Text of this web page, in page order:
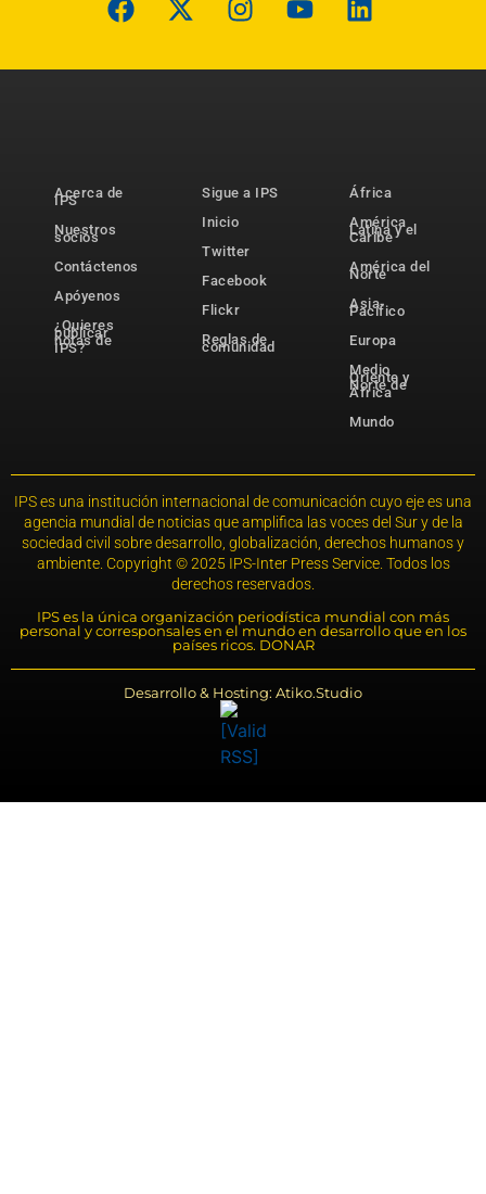
Acerca de
IPS
Nuestros
socios
Contáctenos
Apóyenos
¿Quieres
publicar
notas de
IPS?
Sigue a IPS
Inicio
Twitter
Facebook
Flickr
Reglas de
comunidad
África
América
Latina y el
Caribe
América del
Norte
Asia-
Pacífico
Europa
Medio
Oriente y
Norte de
África
Mundo
IPS es una institución internacional de comunicación cuyo eje es una
agencia mundial de noticias que amplifica las voces del Sur y de la
sociedad civil sobre desarrollo, globalización, derechos humanos y
ambiente. Copyright © 2025 IPS-Inter Press Service. Todos los
derechos reservados.
IPS es la única organización periodística mundial con más
personal y corresponsales en el mundo en desarrollo que en los
países ricos. DONAR
Desarrollo & Hosting: Atiko.Studio